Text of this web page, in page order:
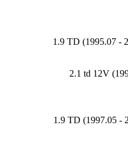
1.9 TD (1995.07 -
2.1 td 12V
1.9 TD (1997.05 -